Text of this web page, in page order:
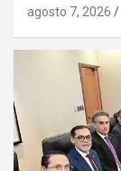
agosto 7, 2026